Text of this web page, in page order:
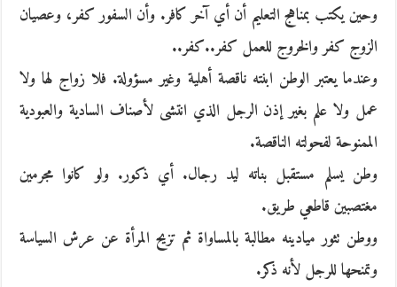
وحين يكتب بمناهج التعليم أن أي آخر كافر. وأن السفور كفر، وعصيان
الزوج كفر والخروج للعمل كفر..كفر..
وعندما يعتبر الوطن ابنته ناقصة أهلية وغير مسؤولة. فلا زواج لها ولا
عمل ولا علم بغير إذن الرجل الذي انتشى لأصناف السادية والعبودية
الممنوحة لفحولته الناقصة.
وطن يسلم مستقبل بناته ليد رجال. أي ذكور. ولو كانوا مجرمين
مغتصبين قاطعي طريق.
ووطن تثور ميادينه مطالبة بالمساواة ثم تزيح المرأة عن عرش السياسة
وتمنحها للرجل لأنه ذكر.